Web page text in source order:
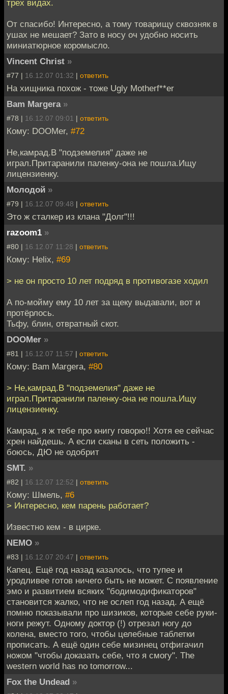
трех видах.
От спасибо! Интересно, а тому товарищу сквозняк в
ушах не мешает? Зато в носу оч удобно носить
миниатюрное коромысло.
Vincent Christ »
#77 | 16.12.07 01:32 | ответить
На хищника похож - тоже Ugly Motherf**er
Bam Margera »
#78 | 16.12.07 09:01 | ответить
Кому: DOOMer, #72
Не,камрад.В "подземелия" даже не
играл.Притаранили паленку-она не пошла.Ищу
лицензиенку.
Молодой »
#79 | 16.12.07 09:48 | ответить
Это ж сталкер из клана "Долг"!!!
razoom1 »
#80 | 16.12.07 11:28 | ответить
Кому: Helix, #69
> не он просто 10 лет подряд в противогазе ходил
А по-мойму ему 10 лет за щеку выдавали, вот и
протёрлось.
Тьфу, блин, отвратный скот.
DOOMer »
#81 | 16.12.07 11:57 | ответить
Кому: Bam Margera, #80
> Не,камрад.В "подземелия" даже не
играл.Притаранили паленку-она не пошла.Ищу
лицензиенку.
Камрад, я ж тебе про книгу говорю!! Хотя ее сейчас
хрен найдешь. А если сканы в сеть положить -
боюсь, ДЮ не одобрит
SMT. »
#82 | 16.12.07 12:52 | ответить
Кому: Шмель, #6
> Интересно, кем парень работает?
Известно кем - в цирке.
NEMO »
#83 | 16.12.07 20:47 | ответить
Капец. Ещё год назад казалось, что тупее и
уродливее готов ничего быть не может. С появление
эмо и развитием всяких "бодимодификаторов"
становится жалко, что не ослеп год назад. А ещё
помню показывали про шизиков, которые себе руки-
ноги режут. Одному доктор (!) отрезал ногу до
колена, вместо того, чтобы целебные таблетки
прописать. А ещё один себе мизинец отфигачил
ножом "чтобы доказать себе, что я смогу". The
western world has no tomorrow...
Fox the Undead »